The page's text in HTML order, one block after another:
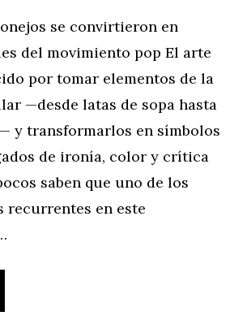
se convirtieron en
del movimiento pop El arte
por tomar elementos de la
—desde latas de sopa hasta
y transformarlos en símbolos
de ironía, color y crítica
saben que uno de los
recurrentes en este